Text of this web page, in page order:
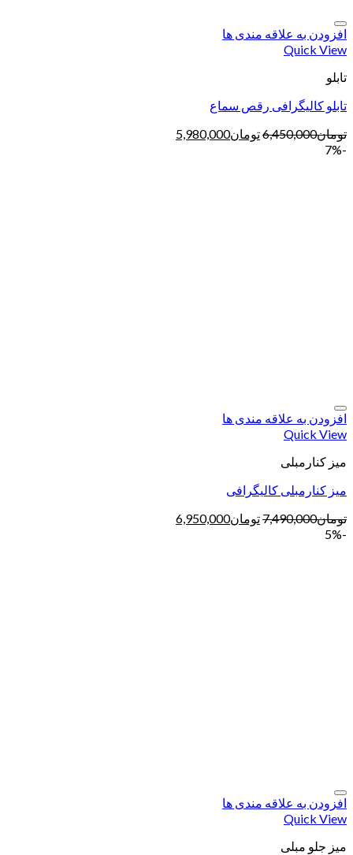
افزودن به علاقه مندی ها
Quick View
تابلو
تابلو کالیگرافی رقص سماع
تومان6,450,000تومان5,980,000
-7%
افزودن به علاقه مندی ها
Quick View
میز کنارمبلی
میز کنارمبلی کالیگرافی
تومان7,490,000تومان6,950,000
-5%
افزودن به علاقه مندی ها
Quick View
میز جلو مبلی